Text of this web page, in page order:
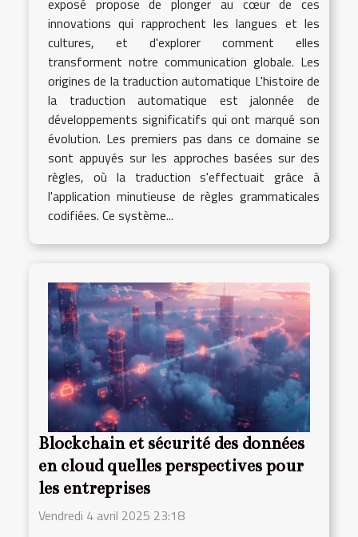
innovations qui rapprochent les langues et les
cultures, et d'explorer comment elles
transforment notre communication globale. Les
origines de la traduction automatique L'histoire de
la traduction automatique est jalonnée de
développements significatifs qui ont marqué son
évolution. Les premiers pas dans ce domaine se
sont appuyés sur les approches basées sur des
règles, où la traduction s'effectuait grâce à
l'application minutieuse de règles grammaticales
codifiées. Ce système...
Blockchain et sécurité des données
en cloud quelles perspectives pour
les entreprises
Vendredi 4 avril 2025 23:18